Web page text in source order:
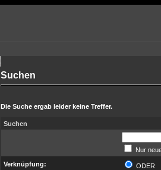
Suchen
Die Suche ergab leider keine Treffer.
Suchen
Nur
Verknüpfung:
ODER